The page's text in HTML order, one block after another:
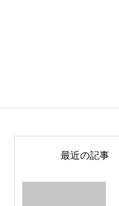
最近の記事